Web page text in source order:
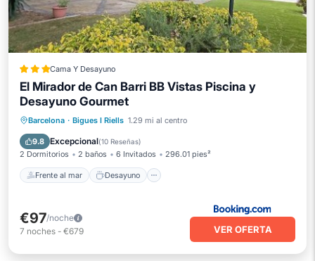
Cama Y Desayuno
El Mirador de Can Barri BB Vistas Piscina y
Desayuno Gourmet
Barcelona · Bigues I Riells 1.29 mi al centro
9.8 Excepcional(10 Reseñas)
2 Dormitorios 2 baños 6 Invitados 296.01 pies²
Frente al mar Desayuno
Frente al mar
Desayuno
Aparcamiento
€97/noche
7 noches - €679 VER OFERTA